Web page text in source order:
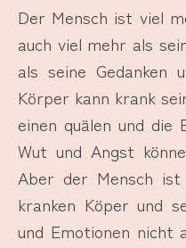
Der Mensch ist viel
auch viel mehr als
als seine Gedanken
Körper kann krank
einen quälen und die
Wut und Angst
Aber der Mensch
kranken Köper und
und Emotionen nicht